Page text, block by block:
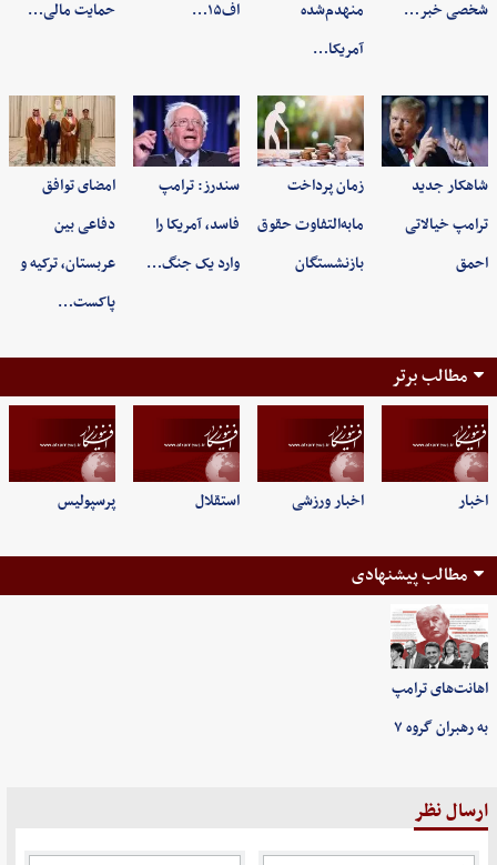
شخصی خبر…
منهدم‌شده
آمریکا…
اف۱۵… حمایت مالی…
شاهکار جدید
ترامپ خیالاتی
احمق
زمان پرداخت
مابه‌التفاوت حقوق
بازنشستگان
سندرز: ترامپ
فاسد، آمریکا را
وارد یک جنگ…
امضای توافق
دفاعی بین
عربستان، ترکیه و
پاکست…
مطالب برتر
اخبار اخبار ورزشی استقلال پرسپولیس
مطالب پیشنهادی
اهانت‌های ترامپ
به رهبران گروه ۷
ارسال نظر